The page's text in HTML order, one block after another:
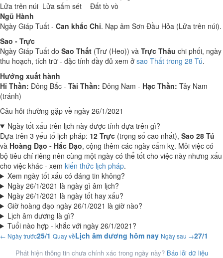
Lửa trên núi Lửa sấm sét
Đất tò vò
Ngũ Hành
Ngày Giáp Tuất - Can khắc Chi. Nạp âm Sơn Đầu Hỏa (Lửa trên núi).
Sao - Trực
Ngày Giáp Tuất do Sao Thất (Trư (Heo)) và Trực Thâu chi phối, ngày
thu hoạch, tích trữ - đặc tính đầy đủ xem ở sao Thất trong 28 Tú.
Hướng xuất hành
Hỉ Thần: Đông Bắc - Tài Thần: Đông Nam - Hạc Thần: Tây Nam
(tránh)
Câu hỏi thường gặp về ngày 26/1/2021
Ngày tốt xấu trên lịch này được tính dựa trên gì?
Dựa trên 3 yếu tố lịch pháp: 12 Trực (trọng số cao nhất), Sao 28 Tú
và Hoàng Đạo - Hắc Đạo, cộng thêm các ngày cấm kỵ. Mỗi việc có
bộ tiêu chí riêng nên cùng một ngày có thể tốt cho việc này nhưng xấu
cho việc khác - xem kiến thức lịch pháp.
Xem ngày tốt xấu có đáng tin không?
Ngày 26/1/2021 là ngày gì âm lịch?
Ngày 26/1/2021 là ngày tốt hay xấu?
Giờ hoàng đạo ngày 26/1/2021 là giờ nào?
Lịch âm dương là gì?
Tuổi nào hợp - khắc với ngày 26/1/2021?
← Ngày trước25/1 Quay vềLịch âm dương hôm nay Ngày sau →27/1
Phát hiện thông tin chưa chính xác trong ngày này? Báo lỗi dữ liệu